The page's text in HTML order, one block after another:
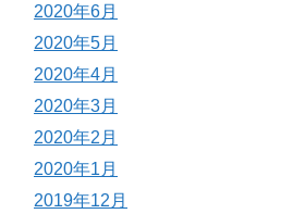
2020年6月
2020年5月
2020年4月
2020年3月
2020年2月
2020年1月
2019年12月